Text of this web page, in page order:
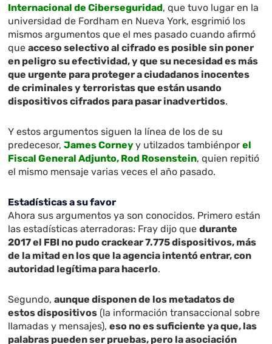
Internacional de Ciberseguridad, que tuvo lugar en la
universidad de Fordham en Nueva York, esgrimió los
mismos argumentos que el mes pasado cuando afirmó
queacceso selectivo al cifrado es posible sin poner
en peligro su efectividad, y que su necesidad es más
que urgente para proteger a ciudadanos inocentes
de criminales y terroristas que están usando
dispositivos cifrados para pasar inadvertidos.
Y estos argumentos siguen la línea de los de su
predecesor,James Corneyy utilzados tambiénporel
Fiscal General Adjunto, Rod Rosenstein, quien repitió
el mismo mensaje varias veces el año pasado.
Estadísticas a su favor
Ahora sus argumentos ya son conocidos. Primero están
las estadísticas aterradoras: Fray dijo quedurante
2017 el FBI no pudo crackear 7.775 dispositivos, más
de la mitad en los que la agencia intentó entrar, con
autoridad legítima para hacerlo.
Segundo,aunque disponen de los metadatos de
estos dispositivos (la información transaccional sobre
llamadas y mensajes),eso no es suficiente ya que, las
palabras pueden ser pruebas, pero la asociación